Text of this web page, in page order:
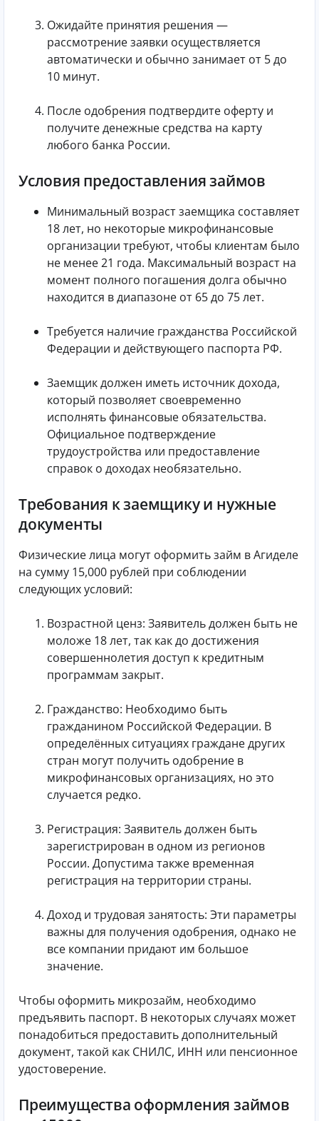
Ожидайте принятия решения —
рассмотрение заявки осуществляется
автоматически и обычно занимает от 5 до
10 минут.
После одобрения подтвердите оферту и
получите денежные средства на карту
любого банка России.
Условия предоставления займов
Минимальный возраст заемщика составляет
18 лет, но некоторые микрофинансовые
организации требуют, чтобы клиентам было
не менее 21 года. Максимальный возраст на
момент полного погашения долга обычно
находится в диапазоне от 65 до 75 лет.
Требуется наличие гражданства Российской
Федерации и действующего паспорта РФ.
Заемщик должен иметь источник дохода,
который позволяет своевременно
исполнять финансовые обязательства.
Официальное подтверждение
трудоустройства или предоставление
справок о доходах необязательно.
Требования к заемщику и нужные
документы
Физические лица могут оформить займ в Агиделе
на сумму 15,000 рублей при соблюдении
следующих условий:
Возрастной ценз: Заявитель должен быть не
моложе 18 лет, так как до достижения
совершеннолетия доступ к кредитным
программам закрыт.
Гражданство: Необходимо быть
гражданином Российской Федерации. В
определённых ситуациях граждане других
стран могут получить одобрение в
микрофинансовых организациях, но это
случается редко.
Регистрация: Заявитель должен быть
зарегистрирован в одном из регионов
России. Допустима также временная
регистрация на территории страны.
Доход и трудовая занятость: Эти параметры
важны для получения одобрения, однако не
все компании придают им большое
значение.
Чтобы оформить микрозайм, необходимо
предъявить паспорт. В некоторых случаях может
понадобиться предоставить дополнительный
документ, такой как СНИЛС, ИНН или пенсионное
удостоверение.
Преимущества оформления займов